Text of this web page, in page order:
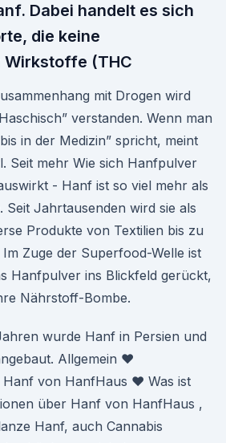
Dabei handelt es sich
die keine
Wirkstoffe (THC
mit Drogen wird
verstanden. Wenn man
in der Medizin” spricht, meint
Seit mehr Wie sich Hanfpulver
- Hanf ist so viel mehr als
Seit Jahrtausenden wird sie als
Produkte von Textilien bis zu
Zuge der Superfood-Welle ist
Hanfpulver ins Blickfeld gerückt,
Nährstoff-Bombe.
wurde Hanf in Persien und
Allgemein ♥
von HanfHaus ♥ Was ist
über Hanf von HanfHaus ,
Hanf, auch Cannabis